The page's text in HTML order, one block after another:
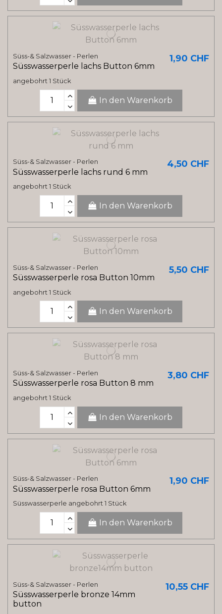
Süss-& Salzwasser - Perlen
Süsswasserperle lachs Button 6mm
1,90 CHF
angebohrt 1 Stück
In den Warenkorb
Süss-& Salzwasser - Perlen
Süsswasserperle lachs rund 6 mm
4,50 CHF
angebohrt 1 Stück
In den Warenkorb
Süss-& Salzwasser - Perlen
Süsswasserperle rosa Button 10mm
5,50 CHF
angebohrt 1 Stück
In den Warenkorb
Süss-& Salzwasser - Perlen
Süsswasserperle rosa Button 8 mm
3,80 CHF
angebohrt 1 Stück
In den Warenkorb
Süss-& Salzwasser - Perlen
Süsswasserperle rosa Button 6mm
1,90 CHF
Süsswasserperle angebohrt 1 Stück
In den Warenkorb
Süss-& Salzwasser - Perlen
Süsswasserperle bronze 14mm
button
10,55 CHF